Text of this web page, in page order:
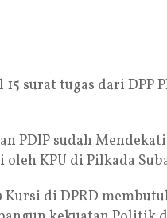
surat tugas dari DPP
PDIP sudah
KPU di Pilkada
di DPRD